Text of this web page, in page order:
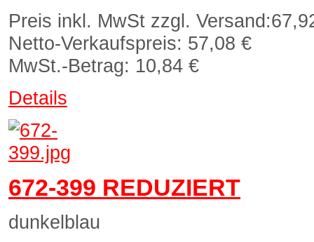
Preis inkl. MwSt zzgl. Versand:
Netto-Verkaufspreis: 57,08 €
MwSt.-Betrag: 10,84 €
Details
672-399 REDUZIERT
dunkelblau